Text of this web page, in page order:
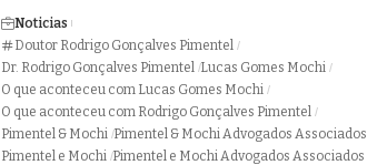
Noticias
Doutor Rodrigo Gonçalves Pimentel
Dr. Rodrigo Gonçalves Pimentel Lucas Gomes Mochi
O que aconteceu com Lucas Gomes Mochi
O que aconteceu com Rodrigo Gonçalves Pimentel
Pimentel & Mochi Pimentel & Mochi Advogados Associados
Pimentel e Mochi Pimentel e Mochi Advogados Associados